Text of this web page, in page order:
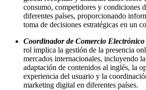
consumo, competidores y condiciones
diferentes países, proporcionando
toma de decisiones estratégicas en un
Coordinador de Comercio
rol implica la gestión de la presencia
mercados internacionales, incluyendo
adaptación de contenidos al inglés, la
experiencia del usuario y la
marketing digital en diferentes países.